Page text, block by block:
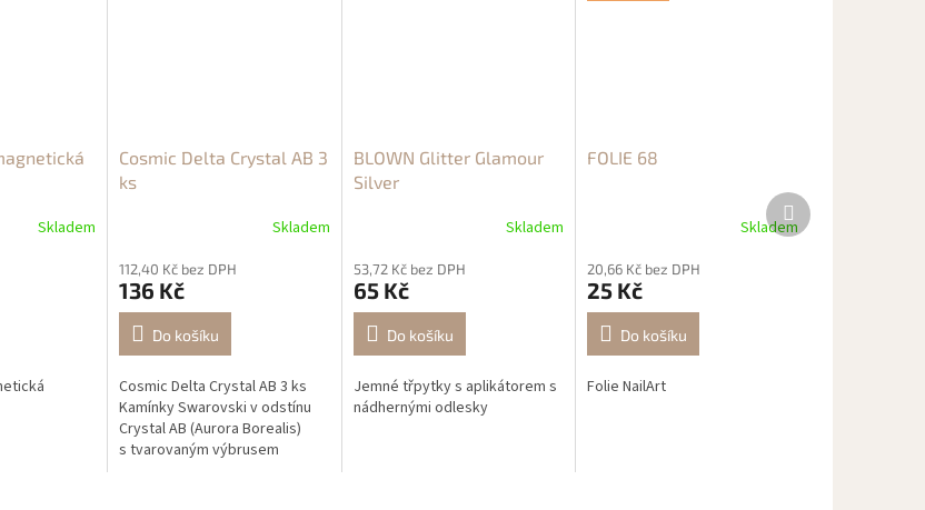
Skladem
Cosmic Delta Crystal AB 3
ks
Skladem
112,40 Kč bez DPH
136 Kč
Do košíku
Cosmic Delta Crystal AB 3 ks
Kamínky Swarovski v odstínu
Crystal AB (Aurora Borealis)
s tvarovaným výbrusem
BLOWN Glitter Glamour
Silver
Skladem
53,72 Kč bez DPH
65 Kč
Do košíku
Jemné třpytky s aplikátorem s
nádhernými odlesky
FOLIE 68
Skladem
20,66 Kč bez DPH
25 Kč
Do košíku
Folie NailArt
Další
produkt